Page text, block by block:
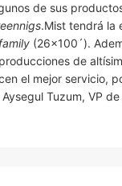
de sus
.Mist tendrá la
(26×100´).
de
el mejor servicio,
Tuzum, VP